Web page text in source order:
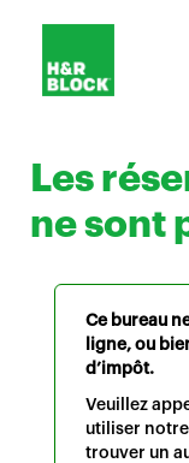
Les
ne sont
Ce bureau
ligne, ou
d’impôt.
Veuillez
utiliser notre
trouver un